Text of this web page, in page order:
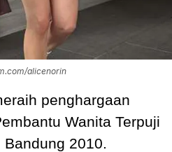
alicenorin
penghargaan
Wanita Terpuji
2010.